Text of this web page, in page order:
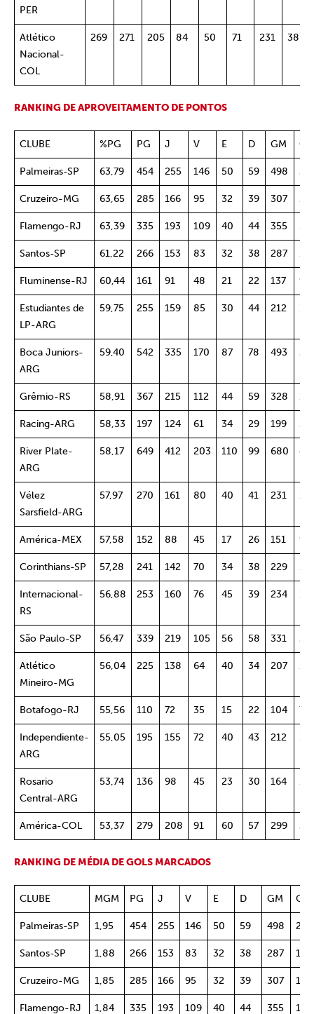
PER
Atlético
Nacional-
COL
269 271 205 84 50 71 231 38
RANKING DE APROVEITAMENTO DE PONTOS
CLUBE %PG PG J V E D GM GS
Palmeiras-SP 63,79 454 255 146 50 59 498
Cruzeiro-MG 63,65 285 166 95 32 39 307
Flamengo-RJ 63,39 335 193 109 40 44 355
Santos-SP 61,22 266 153 83 32 38 287 173
Fluminense-RJ 60,44 161 91 48 21 22 137 91
Estudiantes de
LP-ARG
59,75 255 159 85 30 44 212
Boca Juniors-
ARG
59,40 542 335 170 87 78 493
Grêmio-RS 58,91 367 215 112 44 59 328 197
Racing-ARG 58,33 197 124 61 34 29 199 121
River Plate-
ARG
58,17 649 412 203 110 99 680
Vélez
Sarsfield-ARG
57,97 270 161 80 40 41 231
América-MEX 57,58 152 88 45 17 26 151 98
Corinthians-SP 57,28 241 142 70 34 38 229
Internacional-
RS
56,88 253 160 76 45 39 234
São Paulo-SP 56,47 339 219 105 56 58 331
Atlético
Mineiro-MG
56,04 225 138 64 40 34 207
Botafogo-RJ 55,56 110 72 35 15 22 104 78
Independiente-
ARG
55,05 195 155 72 40 43 212
Rosario
Central-ARG
53,74 136 98 45 23 30 164
América-COL 53,37 279 208 91 60 57 299
RANKING DE MÉDIA DE GOLS MARCADOS
CLUBE MGM PG J V E D GM GS
Palmeiras-SP 1,95 454 255 146 50 59 498 252
Santos-SP 1,88 266 153 83 32 38 287 173
Cruzeiro-MG 1,85 285 166 95 32 39 307 158
Flamengo-RJ 1,84 335 193 109 40 44 355 198